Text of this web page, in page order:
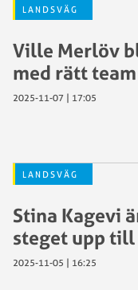
LANDSVÄG
Ville Merlöv
med rätt
2025-11-07 | 17:05
LANDSVÄG
Stina Kagevi
steget upp till
2025-11-05 | 16:25